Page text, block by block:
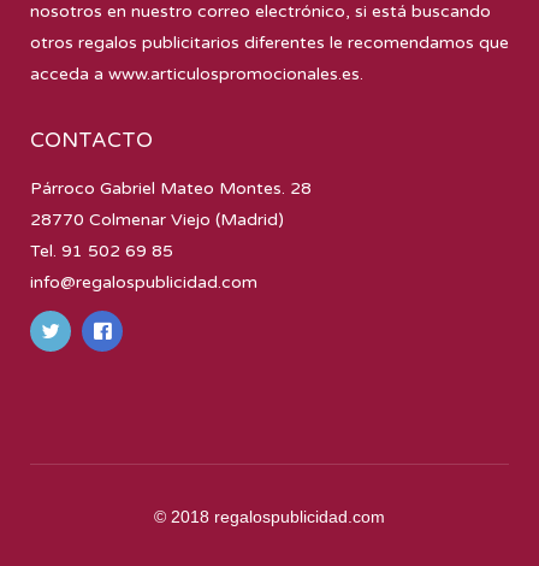
nosotros en nuestro correo electrónico, si está buscando
otros regalos publicitarios diferentes le recomendamos que
acceda a www.articulospromocionales.es.
CONTACTO
Párroco Gabriel Mateo Montes. 28
28770 Colmenar Viejo (Madrid)
Tel. 91 502 69 85
info@regalospublicidad.com
© 2018 regalospublicidad.com